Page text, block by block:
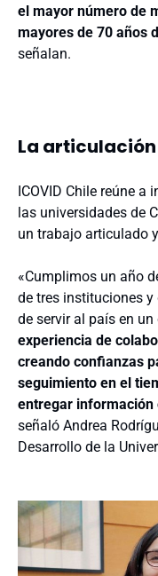
el mayor número de
mayores de 70 años
señalan.
La
ICOVID Chile reúne a
las universidades de
un trabajo articulado
«Cumplimos un año
de tres instituciones
de servir al país en
experiencia de
creando confianzas
seguimiento en el
entregar información
señaló Andrea
Desarrollo de la